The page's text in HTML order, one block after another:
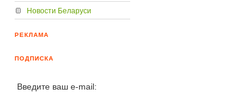
Новости Беларуси
РЕКЛАМА
ПОДПИСКА
Введите ваш e-mail: